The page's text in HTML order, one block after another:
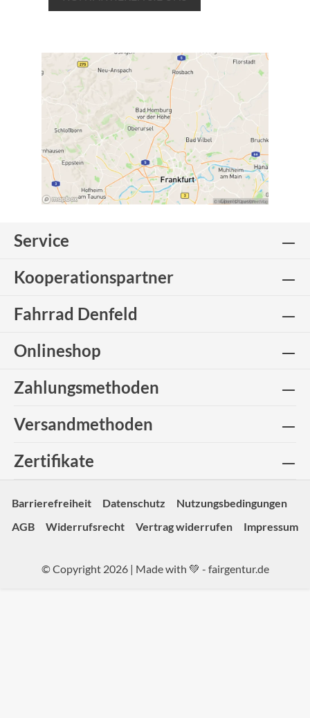
Service
Kooperationspartner
Fahrrad Denfeld
Onlineshop
Zahlungsmethoden
Versandmethoden
Zertifikate
Barrierefreiheit Datenschutz
Nutzungsbedingungen
AGB
Widerrufsrecht Vertrag widerrufen Impressum
© Copyright 2026 | Made with 💚 - fairgentur.de